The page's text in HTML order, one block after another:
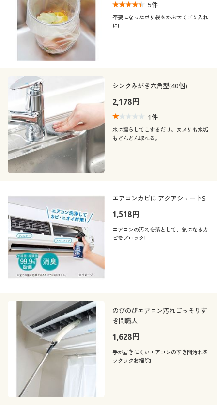
5件
不要になったポリ袋をかぶせてゴミ入れ
に!
シンクみがき六角型(40個)
2,178円
1件
水に濡らしてこするだけ。ヌメリも水垢
もどんどん取れる。
エアコンカビに アクアシュートS
1,518円
エアコンの汚れを落として、気になるカ
ビをブロック!
のびのびエアコン汚れごっそりす
き間職人
1,628円
手が届きにくいエアコンのすき間汚れを
ラクラクお掃除!